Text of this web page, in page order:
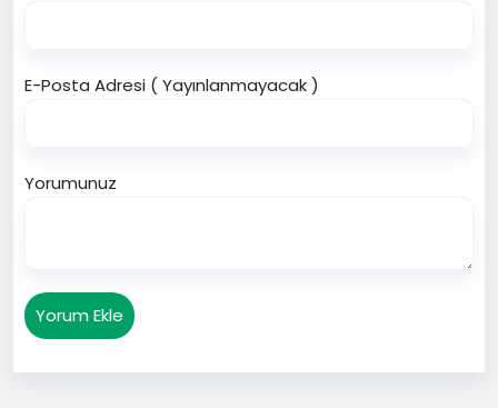
E-Posta Adresi ( Yayınlanmayacak )
Yorumunuz
Yorum Ekle